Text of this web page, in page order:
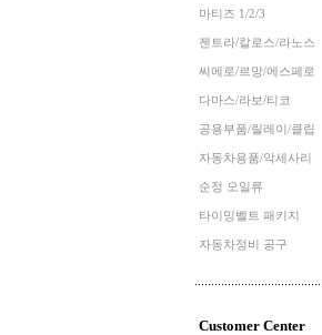
마티즈 1/2/3
젠트라/칼로스/라노스
씨에로/르망/에스페로
다마스/라보/티코
공용부품/릴레이/클립
자동차용품/악세사리
순정 오일류
타이밍벨트 패키지
자동차정비 공구
Customer Center